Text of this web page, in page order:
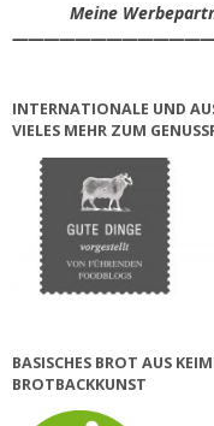
Meine
INTERNATIONALE UND
IELES MEHR ZUM
BASISCHES BROT AUS
BROTBACKKUNST